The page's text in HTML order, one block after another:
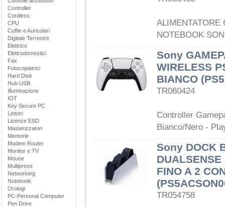
Controller
Cordless
CPU
Cuffie e Auricolari
Digitale Terrestre
Elettrico
Elettrodomestici
Fax
Fotocopiatrici
Hard Disk
Hub USB
Illuminazione
IOT
Key Secure PC
Lettori
Licenze ESD
Masterizzatori
Memorie
Modem Router
Monitor e TV
Mouse
Multiprese
Networking
Notebook
Orologi
PC-Personal Computer
Pen Drive
ALIMENTATORE
NOTEBOOK
Sony
WIRELESS
BIANCO
TR060424
Controller
Bianco/Nero -
Sony DOCK
DUALSENSE
FINO A 2
TR054758